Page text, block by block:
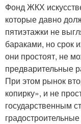
Фонд ЖКХ
которые давно
пятиэтажки не
бараками, но срок
они простоят, не
предварительные
При этом рынок
копирку», и не
государственным